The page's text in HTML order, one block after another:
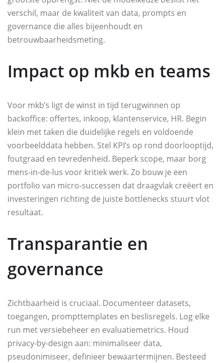
verschil, maar de kwaliteit van data, prompts en
governance die alles bijeenhoudt en
betrouwbaarheidsmeting.
Impact op mkb en teams
Voor mkb’s ligt de winst in tijd terugwinnen op
backoffice: offertes, inkoop, klantenservice, HR. Begin
klein met taken die duidelijke regels en voldoende
voorbeelddata hebben. Stel KPI’s op rond doorlooptijd,
foutgraad en tevredenheid. Beperk scope, maar borg
mens-in-de-lus voor kritiek werk. Zo bouw je een
portfolio van micro-successen dat draagvlak creëert en
investeringen richting de juiste bottlenecks stuurt vlot
resultaat.
Transparantie en
governance
Zichtbaarheid is cruciaal. Documenteer datasets,
toegangen, prompttemplates en beslisregels. Log elke
run met versiebeheer en evaluatiemetrics. Houd
privacy-by-design aan: minimaliseer data,
pseudonimiseer, definieer bewaartermijnen. Besteed